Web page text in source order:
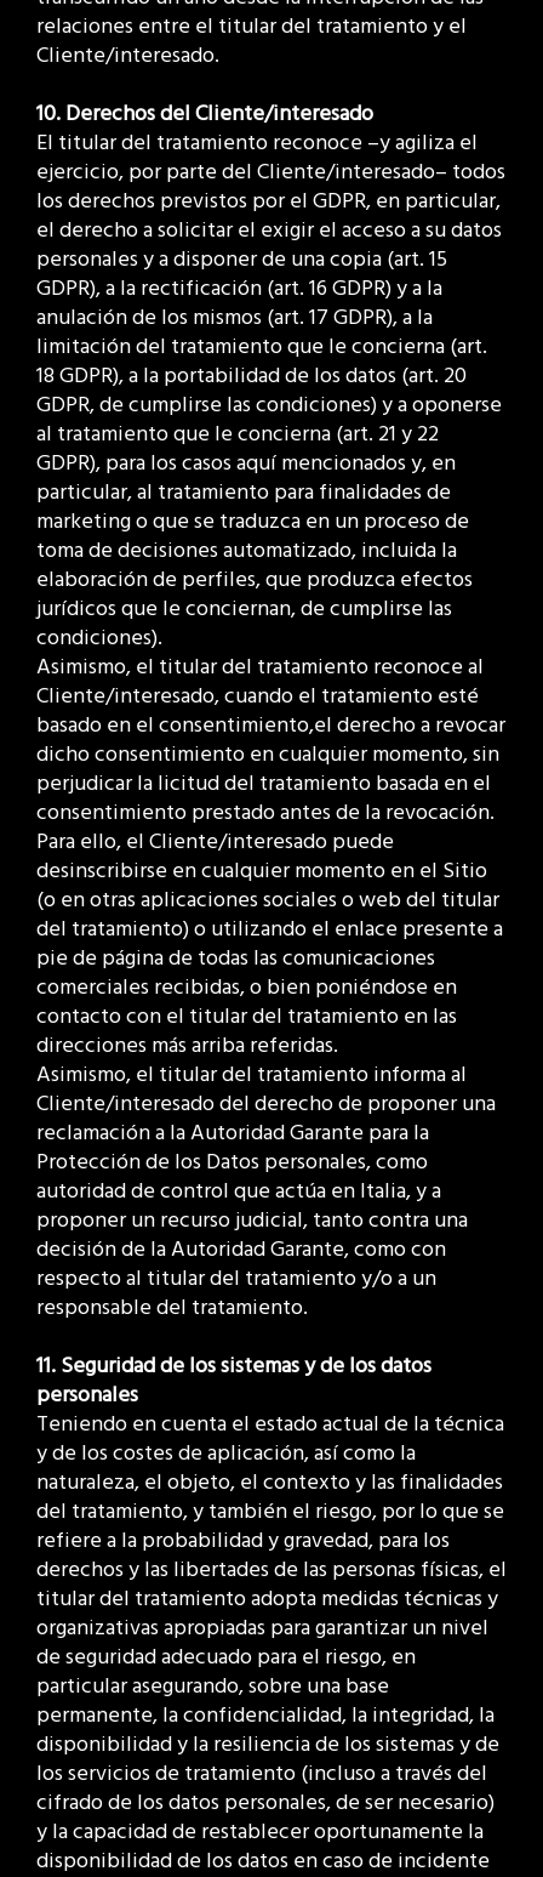
relaciones entre el titular del tratamiento y el
Cliente/interesado.
10. Derechos del Cliente/interesado
El titular del tratamiento reconoce –y agiliza el
ejercicio, por parte del Cliente/interesado– todos
los derechos previstos por el GDPR, en particular,
el derecho a solicitar el exigir el acceso a su datos
personales y a disponer de una copia (art. 15
GDPR), a la rectificación (art. 16 GDPR) y a la
anulación de los mismos (art. 17 GDPR), a la
limitación del tratamiento que le concierna (art.
18 GDPR), a la portabilidad de los datos (art. 20
GDPR, de cumplirse las condiciones) y a oponerse
al tratamiento que le concierna (art. 21 y 22
GDPR), para los casos aquí mencionados y, en
particular, al tratamiento para finalidades de
marketing o que se traduzca en un proceso de
toma de decisiones automatizado, incluida la
elaboración de perfiles, que produzca efectos
jurídicos que le conciernan, de cumplirse las
condiciones).
Asimismo, el titular del tratamiento reconoce al
Cliente/interesado, cuando el tratamiento esté
basado en el consentimiento,el derecho a revocar
dicho consentimiento en cualquier momento, sin
perjudicar la licitud del tratamiento basada en el
consentimiento prestado antes de la revocación.
Para ello, el Cliente/interesado puede
desinscribirse en cualquier momento en el Sitio
(o en otras aplicaciones sociales o web del titular
del tratamiento) o utilizando el enlace presente a
pie de página de todas las comunicaciones
comerciales recibidas, o bien poniéndose en
contacto con el titular del tratamiento en las
direcciones más arriba referidas.
Asimismo, el titular del tratamiento informa al
Cliente/interesado del derecho de proponer una
reclamación a la Autoridad Garante para la
Protección de los Datos personales, como
autoridad de control que actúa en Italia, y a
proponer un recurso judicial, tanto contra una
decisión de la Autoridad Garante, como con
respecto al titular del tratamiento y/o a un
responsable del tratamiento.
11. Seguridad de los sistemas y de los datos
personales
Teniendo en cuenta el estado actual de la técnica
y de los costes de aplicación, así como la
naturaleza, el objeto, el contexto y las finalidades
del tratamiento, y también el riesgo, por lo que se
refiere a la probabilidad y gravedad, para los
derechos y las libertades de las personas físicas, el
titular del tratamiento adopta medidas técnicas y
organizativas apropiadas para garantizar un nivel
de seguridad adecuado para el riesgo, en
particular asegurando, sobre una base
permanente, la confidencialidad, la integridad, la
disponibilidad y la resiliencia de los sistemas y de
los servicios de tratamiento (incluso a través del
cifrado de los datos personales, de ser necesario)
y la capacidad de restablecer oportunamente la
disponibilidad de los datos en caso de incidente